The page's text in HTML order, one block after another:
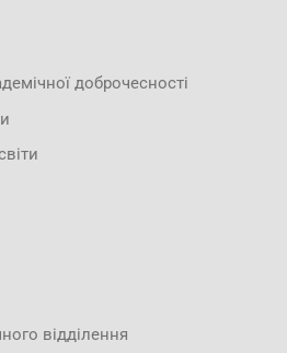
доброчесності
відділення